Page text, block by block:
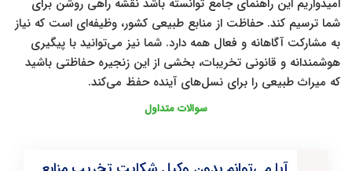
امیدواریم این راهنمای جامع توانسته باشد نقشه راهی روشن برای
شما ترسیم کند. حفاظت از منابع طبیعی کشور، وظیفه‌ای است که نیاز
به مشارکت آگاهانه و فعال همه دارد. شما نیز می‌توانید با پیگیری
هوشمندانه و قانونی تخریبات، بخشی از این زنجیره حفاظتی باشید
که میراث طبیعی را برای نسل‌های آینده حفظ می‌کند.
سوالات متداول